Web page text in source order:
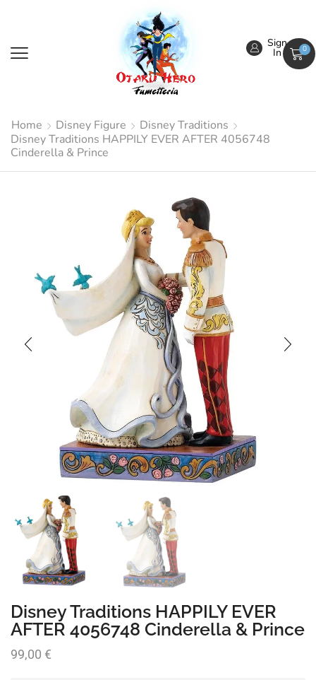
Sign
In 0
Home Disney Figure
Disney Traditions
Disney Traditions HAPPILY EVER AFTER 4056748
Cinderella & Prince
Disney Traditions HAPPILY EVER
AFTER 4056748 Cinderella & Prince
99,00 €